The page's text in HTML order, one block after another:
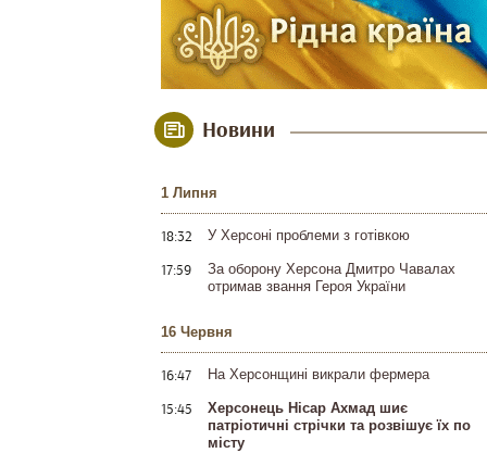
Новини
1 Липня
18:32 У Херсоні проблеми з готівкою
17:59
За оборону Херсона Дмитро Чавалах
отримав звання Героя України
16 Червня
16:47 На Херсонщині викрали фермера
15:45
Херсонець Нісар Ахмад шиє
патріотичні стрічки та розвішує їх по
місту